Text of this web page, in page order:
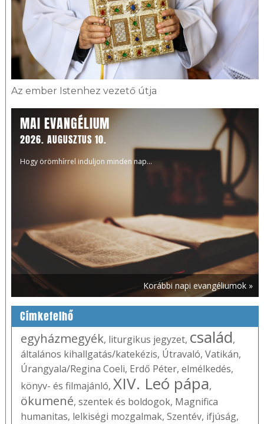
Az ember Istenhez vezető útja
MAI EVANGÉLIUM
2026. AUGUSZTUS 10.
Hogy örömhírrel induljon minden nap...
Korábbi napi evangéliumok »
Címkefelhő
egyházmegyék, liturgikus jegyzet, család,
általános kihallgatás/katekézis, Útravaló, Vatikán,
Úrangyala/Regina Coeli, Erdő Péter, elmélkedés,
könyv- és filmajánló, XIV. Leó pápa,
ökumené, szentek és boldogok, Magnifica
humanitas, lelkiségi mozgalmak, Szentév, ifjúság,